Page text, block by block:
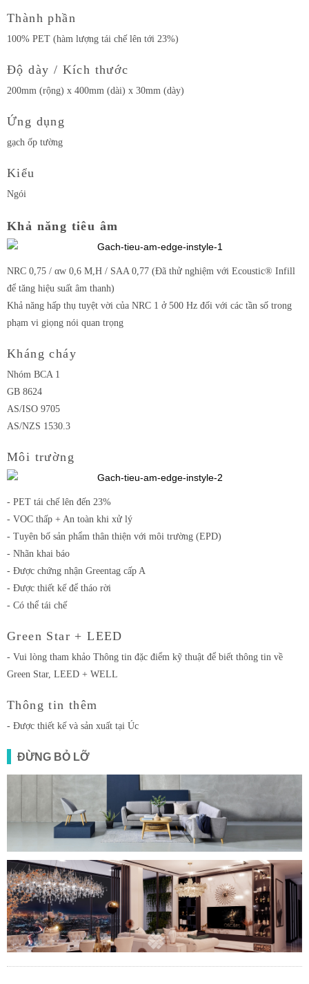
Thành phần
100% PET (hàm lượng tái chế lên tới 23%)
Độ dày / Kích thước
200mm (rộng) x 400mm (dài) x 30mm (dày)
Ứng dụng
gạch ốp tường
Kiểu
Ngói
Khả năng tiêu âm
NRC 0,75 / αw 0,6 M,H / SAA 0,77 (Đã thử nghiệm với Ecoustic® Infill
để tăng hiệu suất âm thanh)
Khả năng hấp thụ tuyệt vời của NRC 1 ở 500 Hz đối với các tần số trong
phạm vi giọng nói quan trọng
Kháng cháy
Nhóm BCA 1
GB 8624
AS/ISO 9705
AS/NZS 1530.3
Môi trường
- PET tái chế lên đến 23%
- VOC thấp + An toàn khi xử lý
- Tuyên bố sản phẩm thân thiện với môi trường (EPD)
- Nhãn khai báo
- Được chứng nhận Greentag cấp A
- Được thiết kế để tháo rời
- Có thể tái chế
Green Star + LEED
- Vui lòng tham khảo Thông tin đặc điểm kỹ thuật để biết thông tin về
Green Star, LEED + WELL
Thông tin thêm
- Được thiết kế và sản xuất tại Úc
ĐỪNG BỎ LỠ